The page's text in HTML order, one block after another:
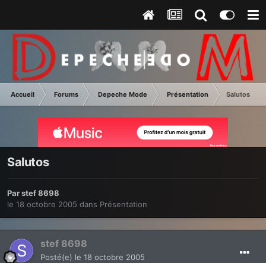
Accueil Forums Depeche Mode Présentation Salutos
Salutos
Parstef 8698
le 18 octobre 2005 dans Présentation
stef 8698
Posté(e) le 18 octobre 2005